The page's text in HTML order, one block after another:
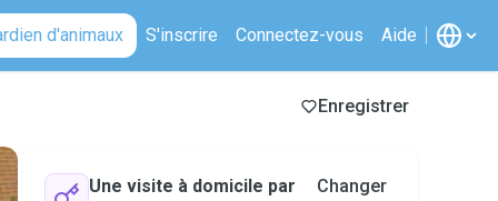
d'animaux S'inscrire Connectez-vous Aide
Enregistrer
Une visite à domicile par
Changer